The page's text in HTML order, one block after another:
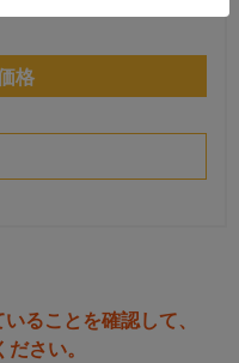
格
ることを確認して、
さい。